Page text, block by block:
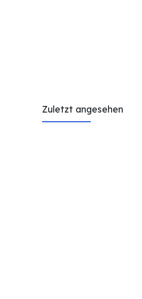
Zuletzt angesehen